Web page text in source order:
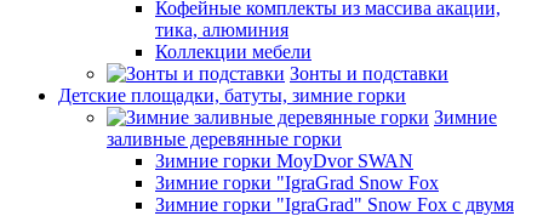
Кофейные комплекты из массива акации,
тика, алюминия
Коллекции мебели
Зонты и подставки
Детские площадки, батуты, зимние горки
Зимние
заливные деревянные горки
Зимние горки MoyDvor SWAN
Зимние горки "IgraGrad Snow Fox
Зимние горки "IgraGrad" Snow Fox с двумя